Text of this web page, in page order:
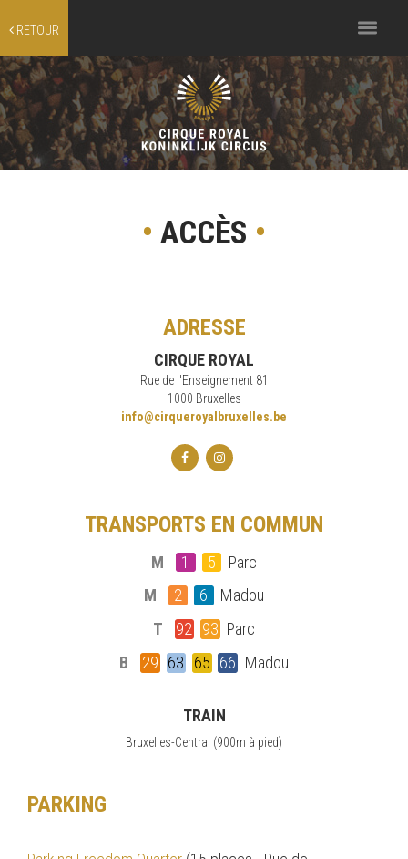
RETOUR
Toggle
navigation
• ACCÈS •
ADRESSE
CIRQUE ROYAL
Rue de l'Enseignement 81
1000 Bruxelles
info@cirqueroyalbruxelles.be
TRANSPORTS EN COMMUN
M 1 5
Parc
M
2 6
Madou
T
92 93 Parc
B
29 63 65 66 Madou
TRAIN
Bruxelles-Central (900m à pied)
PARKING